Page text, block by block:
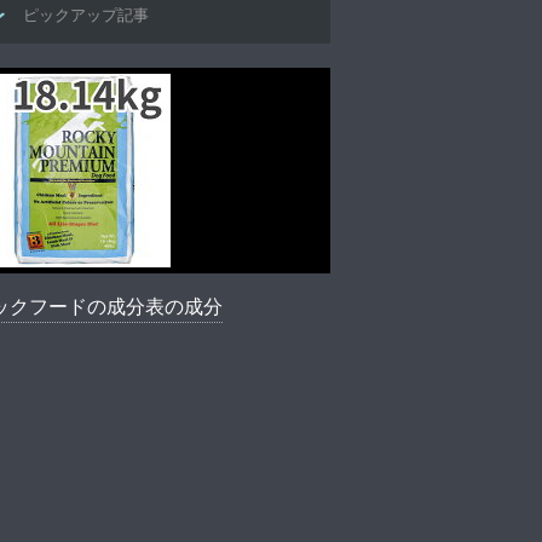
ピックアップ記事
クフードの成分表の成分